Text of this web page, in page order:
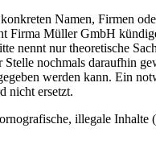
Namen, Firmen
Firma Müller GmbH
nennt nur theoretische
Stelle nochmals daraufhin
werden kann. Ein
nicht ersetzt.
illegale